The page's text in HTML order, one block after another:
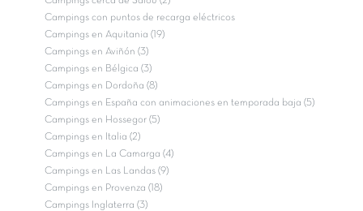
Campings con puntos de recarga eléctricos
Campings en Aquitania (19)
Campings en Aviñón (3)
Campings en Bélgica (3)
Campings en Dordoña (8)
Campings en España con animaciones en temporada baja (5)
Campings en Hossegor (5)
Campings en Italia (2)
Campings en La Camarga (4)
Campings en Las Landas (9)
Campings en Provenza (18)
Campings Inglaterra (3)